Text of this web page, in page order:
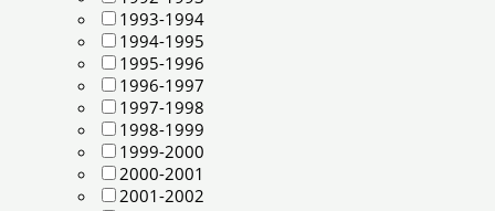
1993-1994
1994-1995
1995-1996
1996-1997
1997-1998
1998-1999
1999-2000
2000-2001
2001-2002